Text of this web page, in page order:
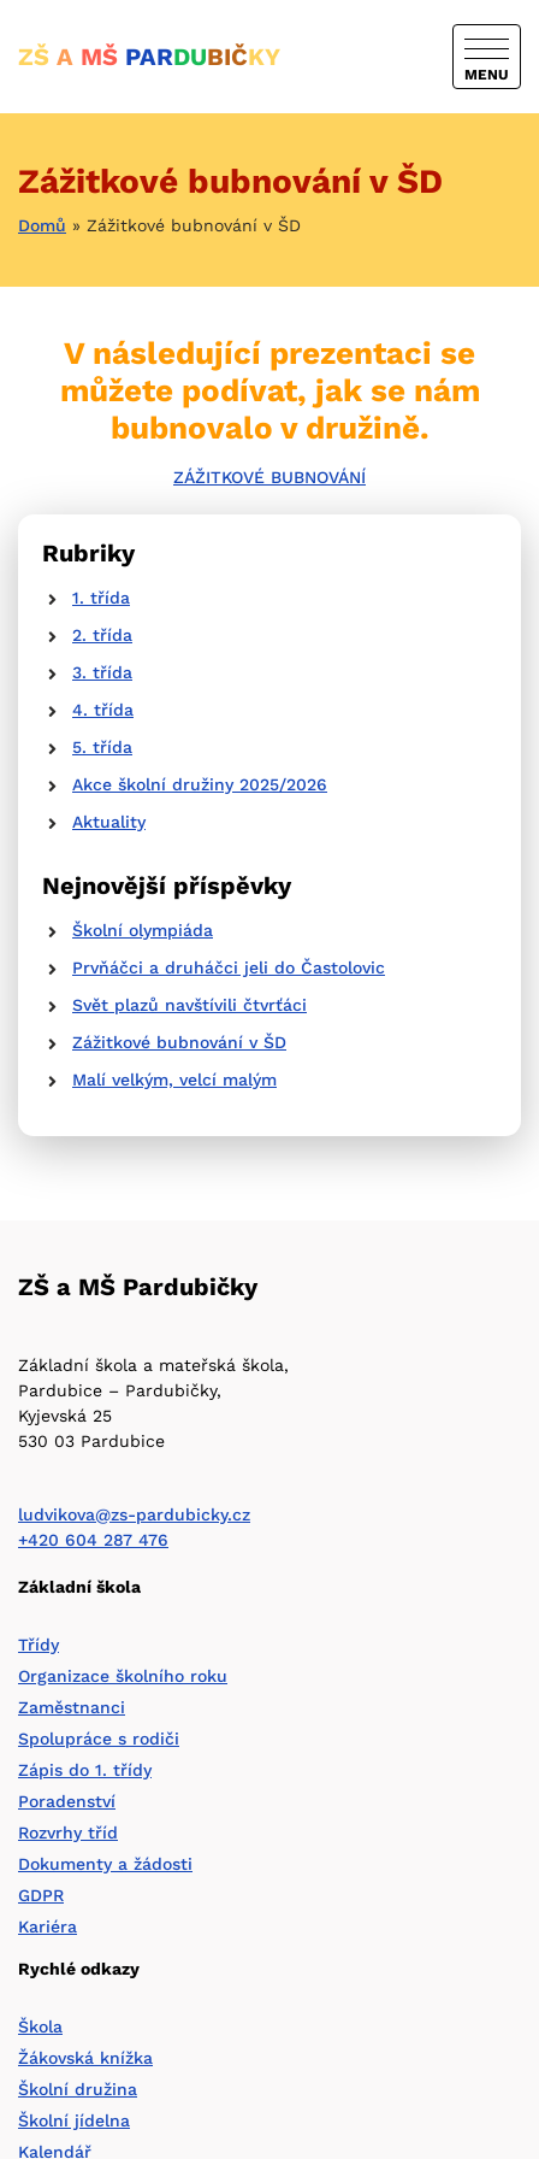
ZŠ A MŠ PARDUBIČKY
MENU
Zážitkové bubnování v ŠD
Domů » Zážitkové bubnování v ŠD
V následující prezentaci se
můžete podívat, jak se nám
bubnovalo v družině.
ZÁŽITKOVÉ BUBNOVÁNÍ
Rubriky
1. třída
2. třída
3. třída
4. třída
5. třída
Akce školní družiny 2025/2026
Aktuality
Nejnovější příspěvky
Školní olympiáda
Prvňáčci a druháčci jeli do Častolovic
Svět plazů navštívili čtvrťáci
Zážitkové bubnování v ŠD
Malí velkým, velcí malým
ZŠ a MŠ Pardubičky
Základní škola a mateřská škola,
Pardubice – Pardubičky,
Kyjevská 25
530 03 Pardubice
ludvikova@zs-pardubicky.cz
+420 604 287 476
Základní škola
Třídy
Organizace školního roku
Zaměstnanci
Spolupráce s rodiči
Zápis do 1. třídy
Poradenství
Rozvrhy tříd
Dokumenty a žádosti
GDPR
Kariéra
Rychlé odkazy
Škola
Žákovská knížka
Školní družina
Školní jídelna
Kalendář